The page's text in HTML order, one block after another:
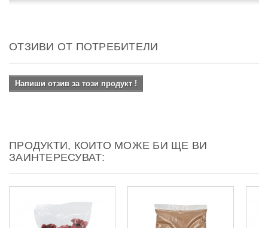
ОТЗИВИ ОТ ПОТРЕБИТЕЛИ
Напиши отзив за този продукт !
ПРОДУКТИ, КОИТО МОЖЕ БИ ЩЕ ВИ
ЗАИНТЕРЕСУВАТ: